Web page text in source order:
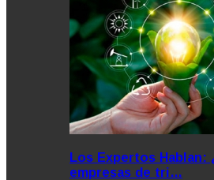
Los Expertos Hablan:
empresas de tri…